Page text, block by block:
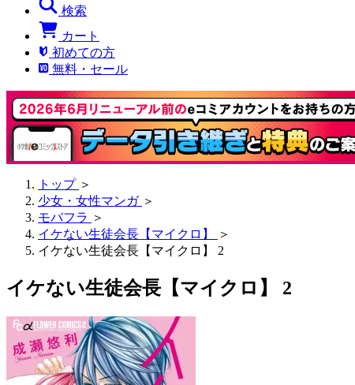
検索
カート
初めての方
無料・セール
トップ ＞
少女・女性マンガ ＞
モバフラ ＞
イケない生徒会長【マイクロ】
＞
イケない生徒会長【マイクロ】 2
イケない生徒会長【マイクロ】 2